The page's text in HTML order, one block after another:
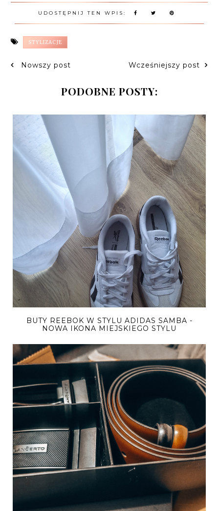
UDOSTĘPNIJ TEN WPIS:
STYLIZACJE
Nowszy post Wcześniejszy post
PODOBNE POSTY:
BUTY REEBOK W STYLU ADIDAS SAMBA -
NOWA IKONA MIEJSKIEGO STYLU